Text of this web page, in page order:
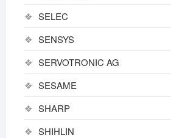
SELEC
SENSYS
SERVOTRONIC AG
SESAME
SHARP
SHIHLIN